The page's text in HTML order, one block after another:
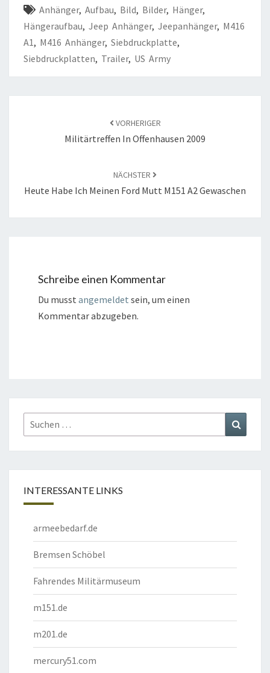
Anhänger, Aufbau, Bild, Bilder, Hänger,
Hängeraufbau, Jeep Anhänger, Jeepanhänger, M416
A1, M416 Anhänger, Siebdruckplatte,
Siebdruckplatten, Trailer, US Army
VORHERIGER
Militärtreffen In Offenhausen 2009
NÄCHSTER
Heute Habe Ich Meinen Ford Mutt M151 A2 Gewaschen
Schreibe einen Kommentar
Du musst angemeldet sein, um einen
Kommentar abzugeben.
Suchen
nach:
INTERESSANTE LINKS
armeebedarf.de
Bremsen Schöbel
Fahrendes Militärmuseum
m151.de
m201.de
mercury51.com